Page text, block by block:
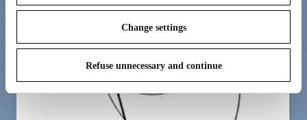
Change settings
Refuse unnecessary and continue